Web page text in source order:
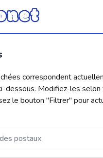
correspondent
dessous. Modifiez-les selon
le bouton "Filtrer" pour